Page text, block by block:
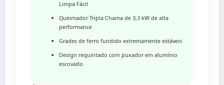
Limpa Fácil
Queimador Tripla Chama de 3,3 kW de alta
performance
Grades de ferro fundido extremamente estáveis
Design requintado com puxador em alumínio
escovado